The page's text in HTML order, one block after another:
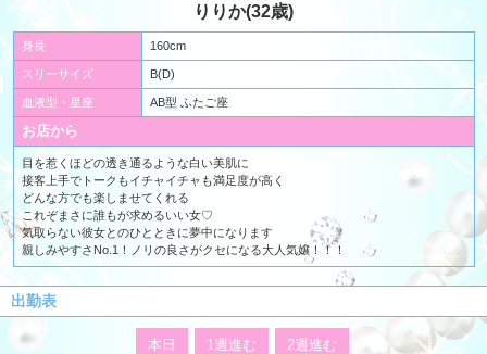
りりか(32歳)
身長 160cm
スリーサイズ B(D)
血液型・星座 AB型 ふたご座
お店から
目を惹くほどの透き通るような白い美肌に
接客上手でトークもイチャイチャも満足度が高く
どんな方でも楽しませてくれる
これぞまさに誰もが求めるいい女♡
気取らない彼女とのひとときに夢中になります
親しみやすさNo.1！ノリの良さがクセになる大人気嬢！！！
出勤表
本日 1週進む 2週進む